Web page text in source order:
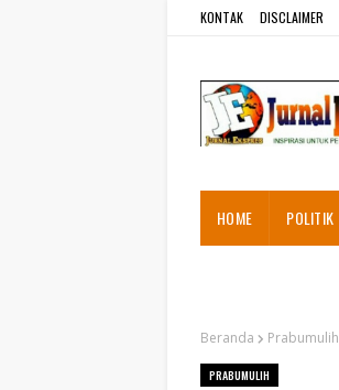
KONTAK DISCLAIMER
HOME POLITIK
Beranda Prabumulih
PRABUMULIH